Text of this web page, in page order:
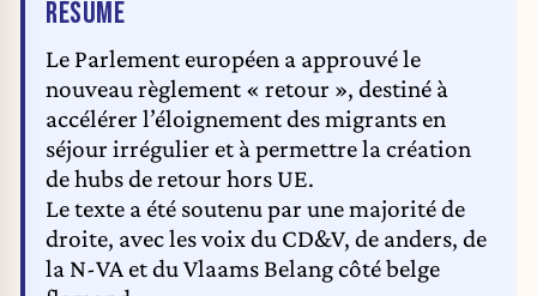
RÉSUMÉDE L'ARTICLE
Le Parlement européen a approuvé le
nouveau règlement « retour », destiné à
accélérer l’éloignement des migrants en
séjour irrégulier et à permettre la création
de hubs de retour hors UE.
Le texte a été soutenu par une majorité de
droite, avec les voix du CD&V, de anders, de
la N-VA et du Vlaams Belang côté belge